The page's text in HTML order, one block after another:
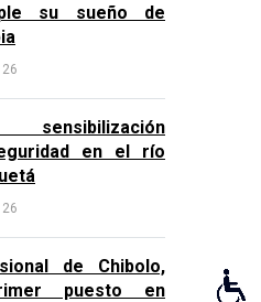
su sueño de
en el río
de Chibolo,
puesto en